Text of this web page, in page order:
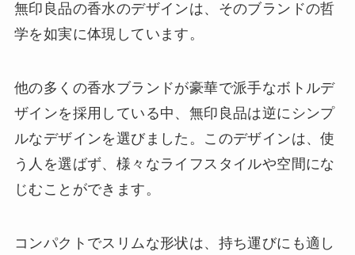
無印良品の香水のデザインは、そのブランドの哲
学を如実に体現しています。
他の多くの香水ブランドが豪華で派手なボトルデ
ザインを採用している中、無印良品は逆にシンプ
ルなデザインを選びました。このデザインは、使
う人を選ばず、様々なライフスタイルや空間にな
じむことができます。
コンパクトでスリムな形状は、持ち運びにも適し